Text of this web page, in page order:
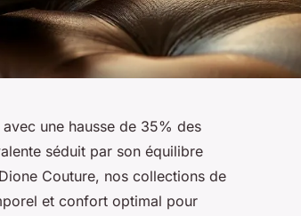
avec une hausse de 35% des
séduit par son équilibre
Couture, nos collections de
et confort optimal pour